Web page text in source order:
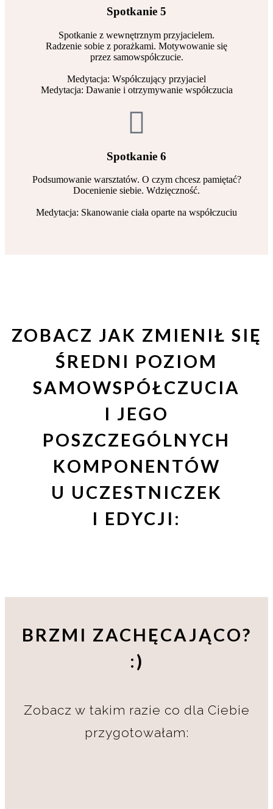
Spotkanie 5
Spotkanie z wewnętrznym przyjacielem.
Radzenie sobie z porażkami. Motywowanie się
przez samowspółczucie.
Medytacja: Współczujący przyjaciel
Medytacja: Dawanie i otrzymywanie współczucia
Spotkanie 6
Podsumowanie warsztatów. O czym chcesz pamiętać?
Docenienie siebie. Wdzięczność.
Medytacja: Skanowanie ciała oparte na współczuciu
ZOBACZ JAK ZMIENIŁ SIĘ
ŚREDNI POZIOM
SAMOWSPÓŁCZUCIA
I JEGO
POSZCZEGÓLNYCH
KOMPONENTÓW
U UCZESTNICZEK
I EDYCJI:
BRZMI ZACHĘCAJĄCO?
:)
Zobacz w takim razie co dla Ciebie
przygotowałam: